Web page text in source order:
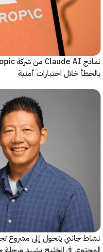
خلال اختبارات أمنية
جانبي يتحول إلى مشروع تجاري